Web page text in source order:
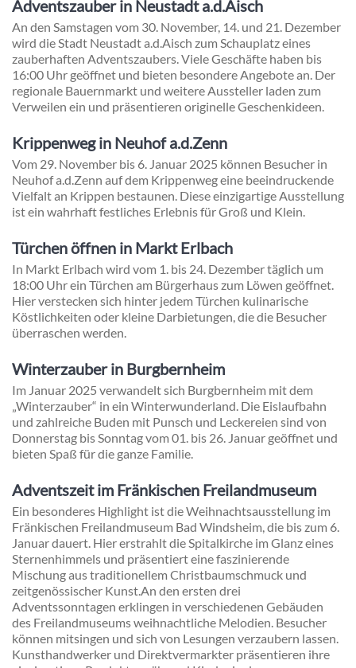
Adventszauber in Neustadt a.d.Aisch
An den Samstagen vom 30. November, 14. und 21. Dezember
wird die Stadt Neustadt a.d.Aisch zum Schauplatz eines
zauberhaften Adventszaubers. Viele Geschäfte haben bis
16:00 Uhr geöffnet und bieten besondere Angebote an. Der
regionale Bauernmarkt und weitere Aussteller laden zum
Verweilen ein und präsentieren originelle Geschenkideen.
Krippenweg in Neuhof a.d.Zenn
Vom 29. November bis 6. Januar 2025 können Besucher in
Neuhof a.d.Zenn auf dem Krippenweg eine beeindruckende
Vielfalt an Krippen bestaunen. Diese einzigartige Ausstellung
ist ein wahrhaft festliches Erlebnis für Groß und Klein.
Türchen öffnen in Markt Erlbach
In Markt Erlbach wird vom 1. bis 24. Dezember täglich um
18:00 Uhr ein Türchen am Bürgerhaus zum Löwen geöffnet.
Hier verstecken sich hinter jedem Türchen kulinarische
Köstlichkeiten oder kleine Darbietungen, die die Besucher
überraschen werden.
Winterzauber in Burgbernheim
Im Januar 2025 verwandelt sich Burgbernheim mit dem
„Winterzauber“ in ein Winterwunderland. Die Eislaufbahn
und zahlreiche Buden mit Punsch und Leckereien sind von
Donnerstag bis Sonntag vom 01. bis 26. Januar geöffnet und
bieten Spaß für die ganze Familie.
Adventszeit im Fränkischen Freilandmuseum
Ein besonderes Highlight ist die Weihnachtsausstellung im
Fränkischen Freilandmuseum Bad Windsheim, die bis zum 6.
Januar dauert. Hier erstrahlt die Spitalkirche im Glanz eines
Sternenhimmels und präsentiert eine faszinierende
Mischung aus traditionellem Christbaumschmuck und
zeitgenössischer Kunst.An den ersten drei
Adventssonntagen erklingen in verschiedenen Gebäuden
des Freilandmuseums weihnachtliche Melodien. Besucher
können mitsingen und sich von Lesungen verzaubern lassen.
Kunsthandwerker und Direktvermarkter präsentieren ihre